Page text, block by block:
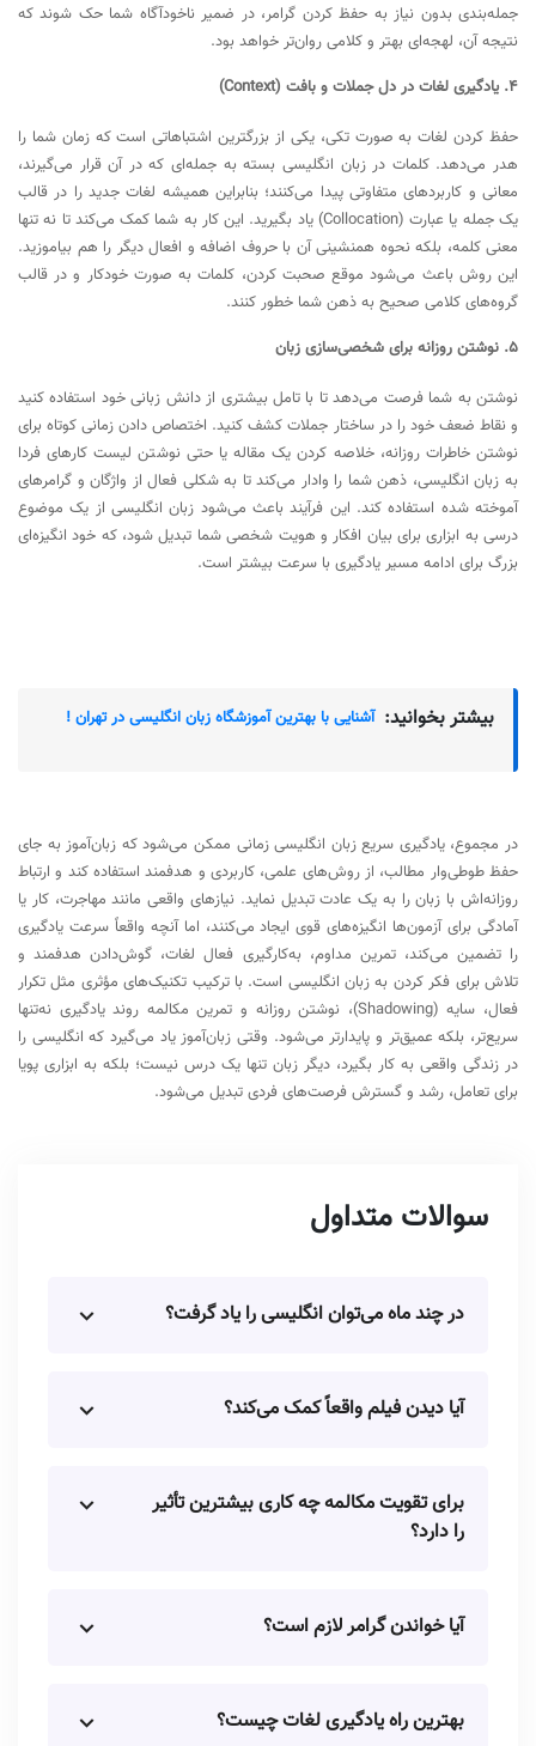
جمله‌بندی بدون نیاز به حفظ کردن گرامر، در ضمیر ناخودآگاه شما حک شوند که
نتیجه آن، لهجه‌ای بهتر و کلامی روان‌تر خواهد بود.
۴. یادگیری لغات در دل جملات و بافت (Context)
حفظ کردن لغات به صورت تکی، یکی از بزرگترین اشتباهاتی است که زمان شما را
هدر می‌دهد. کلمات در زبان انگلیسی بسته به جمله‌ای که در آن قرار می‌گیرند،
معانی و کاربردهای متفاوتی پیدا می‌کنند؛ بنابراین همیشه لغات جدید را در قالب
یک جمله یا عبارت (Collocation) یاد بگیرید. این کار به شما کمک می‌کند تا نه تنها
معنی کلمه، بلکه نحوه همنشینی آن با حروف اضافه و افعال دیگر را هم بیاموزید.
این روش باعث می‌شود موقع صحبت کردن، کلمات به صورت خودکار و در قالب
گروه‌های کلامی صحیح به ذهن شما خطور کنند.
۵. نوشتن روزانه برای شخصی‌سازی زبان
نوشتن به شما فرصت می‌دهد تا با تامل بیشتری از دانش زبانی خود استفاده کنید
و نقاط ضعف خود را در ساختار جملات کشف کنید. اختصاص دادن زمانی کوتاه برای
نوشتن خاطرات روزانه، خلاصه کردن یک مقاله یا حتی نوشتن لیست کارهای فردا
به زبان انگلیسی، ذهن شما را وادار می‌کند تا به شکلی فعال از واژگان و گرامرهای
آموخته شده استفاده کند. این فرآیند باعث می‌شود زبان انگلیسی از یک موضوع
درسی به ابزاری برای بیان افکار و هویت شخصی شما تبدیل شود، که خود انگیزه‌ای
بزرگ برای ادامه مسیر یادگیری با سرعت بیشتر است.
بیشتر بخوانید: آشنایی با بهترین آموزشگاه زبان انگلیسی در تهران !
در مجموع، یادگیری سریع زبان انگلیسی زمانی ممکن می‌شود که زبان‌آموز به جای
حفظ طوطی‌وار مطالب، از روش‌های علمی، کاربردی و هدفمند استفاده کند و ارتباط
روزانه‌اش با زبان را به یک عادت تبدیل نماید. نیازهای واقعی مانند مهاجرت، کار یا
آمادگی برای آزمون‌ها انگیزه‌های قوی ایجاد می‌کنند، اما آنچه واقعاً سرعت یادگیری
را تضمین می‌کند، تمرین مداوم، به‌کارگیری فعال لغات، گوش‌دادن هدفمند و
تلاش برای فکر کردن به زبان انگلیسی است. با ترکیب تکنیک‌های مؤثری مثل تکرار
فعال، سایه (Shadowing)، نوشتن روزانه و تمرین مکالمه روند یادگیری نه‌تنها
سریع‌تر، بلکه عمیق‌تر و پایدارتر می‌شود. وقتی زبان‌آموز یاد می‌گیرد که انگلیسی را
در زندگی واقعی به کار بگیرد، دیگر زبان تنها یک درس نیست؛ بلکه به ابزاری پویا
برای تعامل، رشد و گسترش فرصت‌های فردی تبدیل می‌شود.
سوالات متداول
در چند ماه می‌توان انگلیسی را یاد گرفت؟
آیا دیدن فیلم واقعاً کمک می‌کند؟
برای تقویت مکالمه چه کاری بیشترین تأثیر
را دارد؟
آیا خواندن گرامر لازم است؟
بهترین راه یادگیری لغات چیست؟